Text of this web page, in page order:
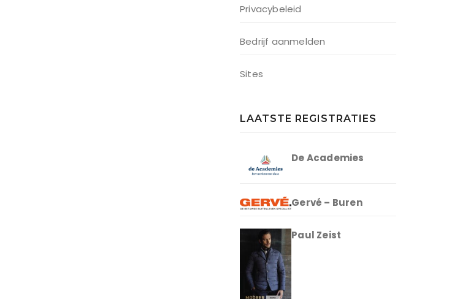
Privacybeleid
Bedrijf aanmelden
Sites
LAATSTE REGISTRATIES
De Academies
Gervé – Buren
Paul Zeist